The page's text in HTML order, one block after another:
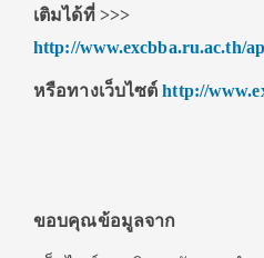
เติมได้ที่ >>>
http://www.excbba.ru.ac.th/
หรือทางเว็บไซต์http://
ขอบคุณข้อมูลจาก